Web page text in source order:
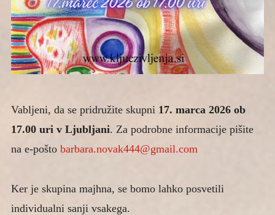
Vabljeni, da se pridružite skupni 17. marca 2026 ob
17.00 uri v Ljubljani. Za podrobne informacije pišite
na e-pošto barbara.novak444@gmail.com
Ker je skupina majhna, se bomo lahko posvetili
individualni sanji vsakega.